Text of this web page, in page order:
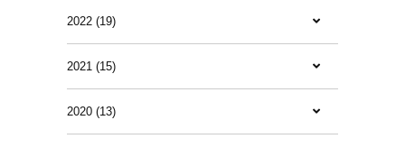
2022 (19)
2021 (15)
2020 (13)